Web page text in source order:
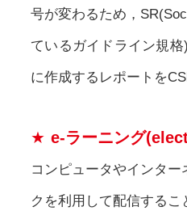
号が変わるため，
ているガイドライン規
に作成するレポートを
e-ラーニング
コンピュータやインタ
クを利用して配信する